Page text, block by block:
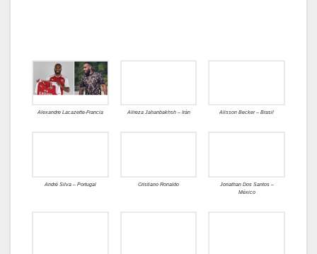
Alexandre Lacazette-Francia Alireza Jahanbakhsh – Irán Alisson Becker – Brasil
André Silva – Portugal Cristiano Ronaldo
Jonathan Dos Santos –
México